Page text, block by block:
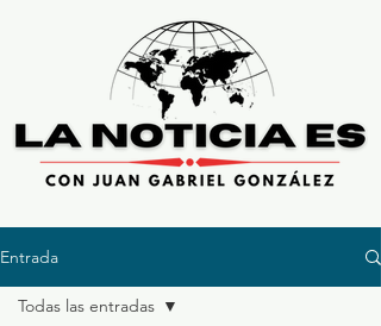
Entrada
Todas las entradas